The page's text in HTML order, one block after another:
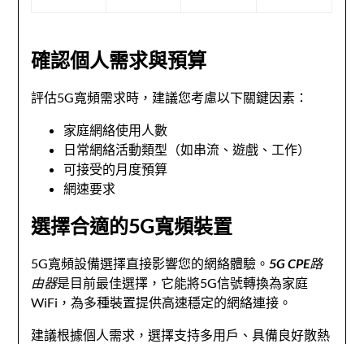
確認個人需求與預算
評估5G寬頻需求時，建議您考慮以下關鍵因素：
家庭網絡使用人數
日常網絡活動類型（如串流、遊戲、工作）
可接受的月度預算
網速要求
選擇合適的5G寬頻裝置
5G寬頻設備選擇直接影響您的網絡體驗。5G CPE路
由器是目前最佳選擇，它能將5G信號轉換為家庭
WiFi，為多種裝置提供高速穩定的網絡連接。
建議根據個人需求，選擇支持多用戶、具備良好散熱